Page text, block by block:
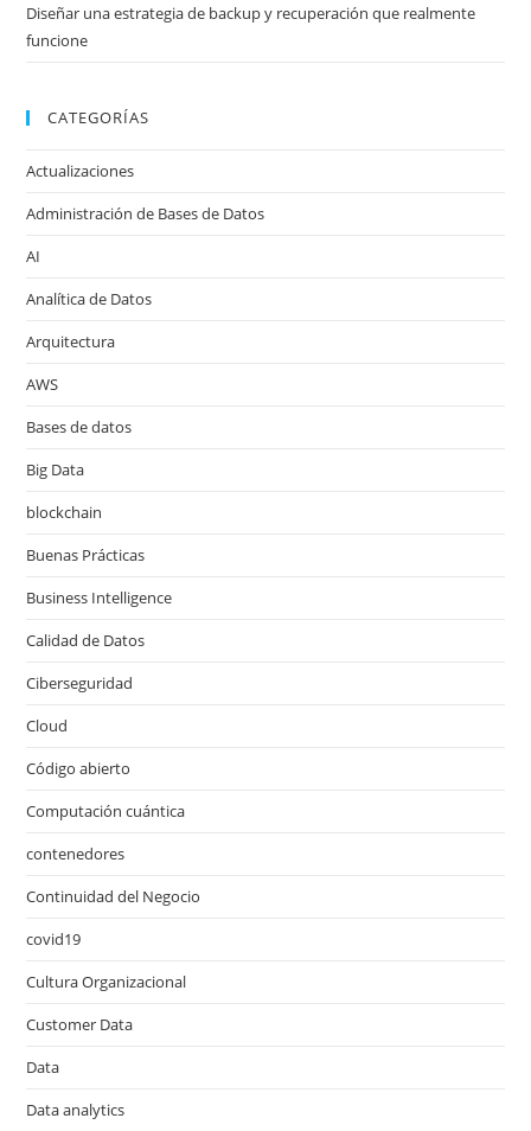
Diseñar una estrategia de backup y recuperación que realmente
funcione
CATEGORÍAS
Actualizaciones
Administración de Bases de Datos
AI
Analítica de Datos
Arquitectura
AWS
Bases de datos
Big Data
blockchain
Buenas Prácticas
Business Intelligence
Calidad de Datos
Ciberseguridad
Cloud
Código abierto
Computación cuántica
contenedores
Continuidad del Negocio
covid19
Cultura Organizacional
Customer Data
Data
Data analytics